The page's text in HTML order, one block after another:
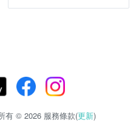
有 © 2026 服務條款(更新)